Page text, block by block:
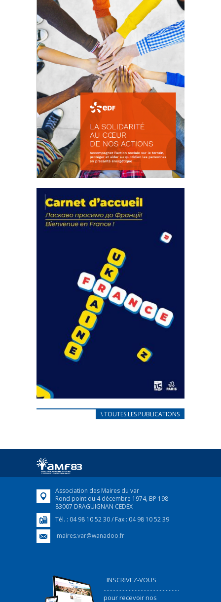
FEUILLETER
actions
18 septembre 2023
FEUILLETER
CARNET D’ACCUEIL
Afin d’accompagner au mieux les réfugiés
FEUILLETER
\ TOUTES LES PUBLICATIONS
Association des Maires du var
Rond point du 4 décembre 1974, BP 198
83007 DRAGUIGNAN CEDEX
Tél. : 04 98 10 52 30 / Fax : 04 98 10 52 39
maires.var@wanadoo.fr
INSCRIVEZ-VOUS
...................................................
pour recevoir nos